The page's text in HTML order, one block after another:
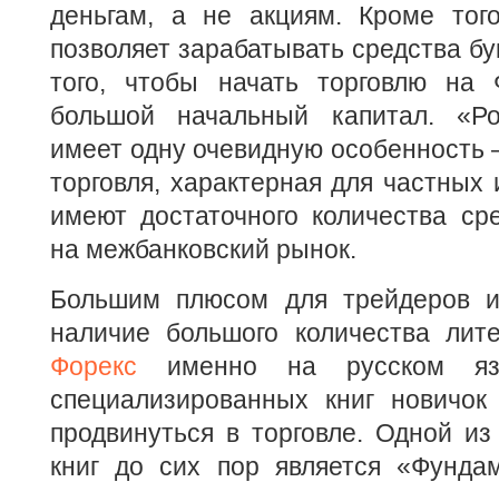
деньгам, а не акциям. Кроме
позволяет зарабатывать средства
того, чтобы начать торговлю
большой начальный капитал.
имеет одну очевидную особенность
торговля, характерная для
имеют достаточного количества
на межбанковский рынок.
Большим плюсом для трейдеров
наличие большого количества
Форекс именно на русском
специализированных книг
продвинуться в торговле. Одной
книг до сих пор является